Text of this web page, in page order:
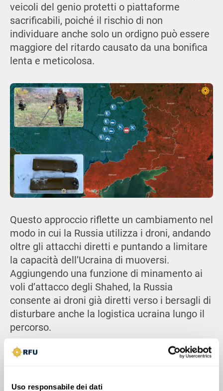
Uso responsabile dei dati
veicoli del genio protetti o piattaforme
sacrificabili, poiché il rischio di non
individuare anche solo un ordigno può essere
maggiore del ritardo causato da una bonifica
lenta e meticolosa.
Questo approccio riflette un cambiamento nel
modo in cui la Russia utilizza i droni, andando
oltre gli attacchi diretti e puntando a limitare
la capacità dell’Ucraina di muoversi.
Aggiungendo una funzione di minamento ai
voli d’attacco degli Shahed, la Russia
consente ai droni già diretti verso i bersagli di
disturbare anche la logistica ucraina lungo il
percorso.